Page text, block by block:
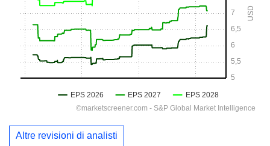
Altre revisioni di analisti